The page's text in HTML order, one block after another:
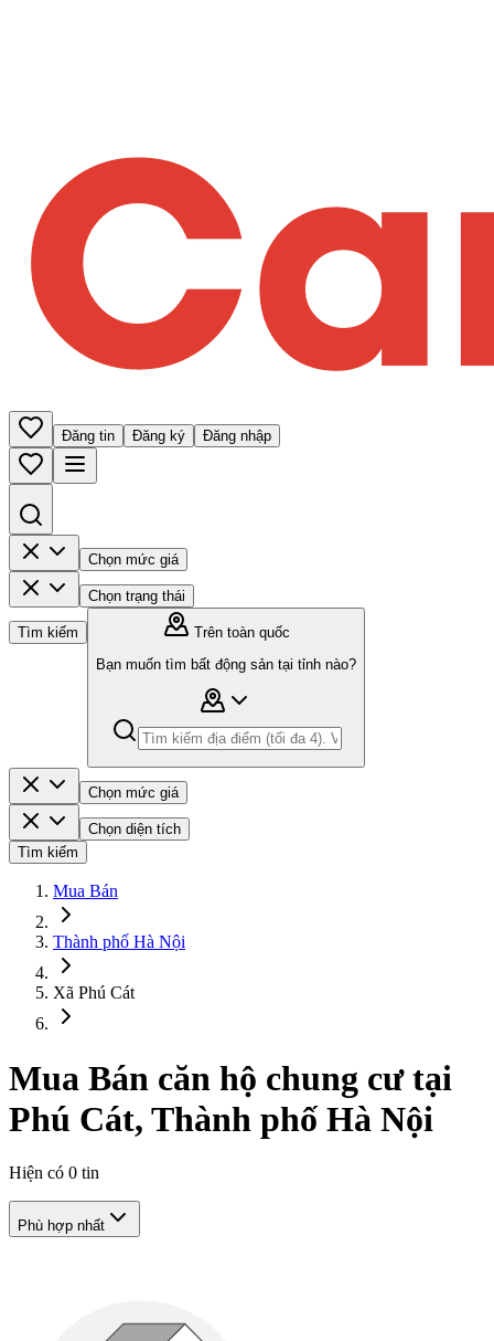
Đăng tin Đăng ký Đăng nhập
Chọn mức giá
Chọn trạng thái
Tìm kiếm
Trên toàn quốc
Bạn muốn tìm bất động sản tại tỉnh nào?
Chọn mức giá
Chọn diện tích
Tìm kiếm
Mua Bán
Thành phố Hà Nội
Xã Phú Cát
Mua Bán căn hộ chung cư tại
Phú Cát, Thành phố Hà Nội
Hiện có 0 tin
Phù hợp nhất